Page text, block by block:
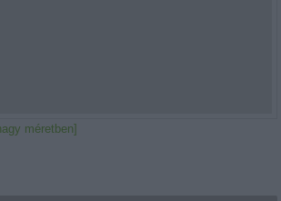
méretben]